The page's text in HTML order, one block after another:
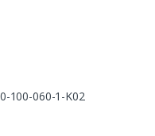
100-060-1-K02